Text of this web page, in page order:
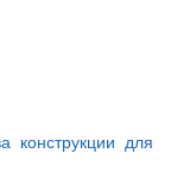
конструкции для